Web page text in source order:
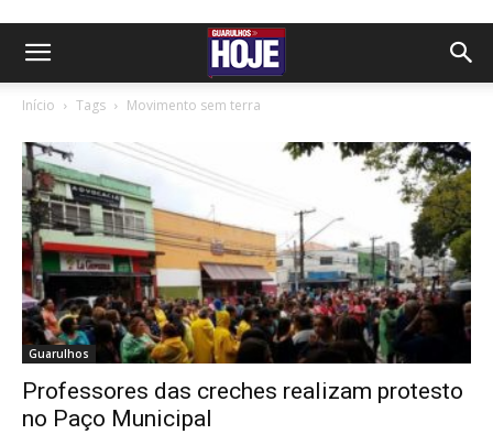
Início Tags Movimento sem terra
Guarulhos
Professores das creches realizam protesto
no Paço Municipal